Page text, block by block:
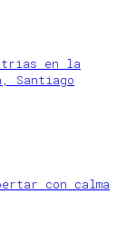
en la
Santiago
con calma